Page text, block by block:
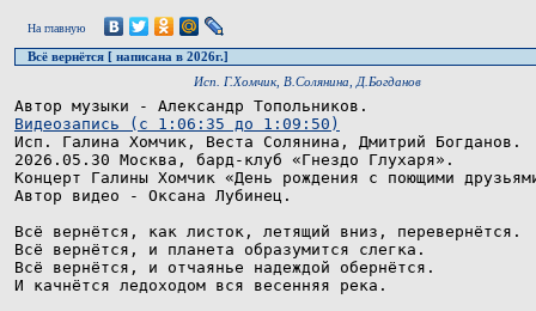
На главную
Всё вернётся [ написана в 2026г.]
Исп. Г.Хомчик, В.Солянина, Д.Богданов
Видеозапись (с 1:06:35 до 1:09:50)
Исп. Галина Хомчик, Веста Солянина, Дмитрий Богданов.
2026.05.30 Москва, бард-клуб «Гнездо Глухаря».
Концерт Галины Хомчик «День рождения с поющими
Автор видео - Оксана Лубинец.
Всё вернётся, как листок, летящий вниз, перевернётся.
Всё вернётся, и планета образумится слегка.
Всё вернётся, и отчаянье надеждой обернётся.
И качнётся ледоходом вся весенняя река.